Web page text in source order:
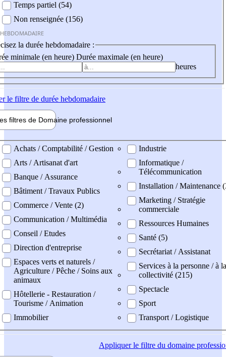
Temps partiel (54)
Non renseignée (156)
la durée hebdomadaire :
minimale (en heure) Durée maximale (en heure)
heures
le filtre de durée hebdomadaire
filtres de Domaine professionnel
professionel
Achats / Comptabilité / Gestion
Arts / Artisanat d'art
Banque / Assurance
Bâtiment / Travaux Publics
Commerce / Vente (2)
Communication / Multimédia
Conseil / Etudes
Direction d'entreprise
Espaces verts et naturels /
Agriculture / Pêche / Soins aux
animaux
Hôtellerie - Restauration /
Tourisme / Animation
Immobilier
Industrie
Informatique /
Télécommunication
Installation / Maintenance
Marketing / Stratégie
commerciale
Ressources Humaines
Santé (5)
Secrétariat / Assistanat
Services à la personne / à la
collectivité (215)
Spectacle
Sport
Transport / Logistique
Appliquerle filtre du domaine